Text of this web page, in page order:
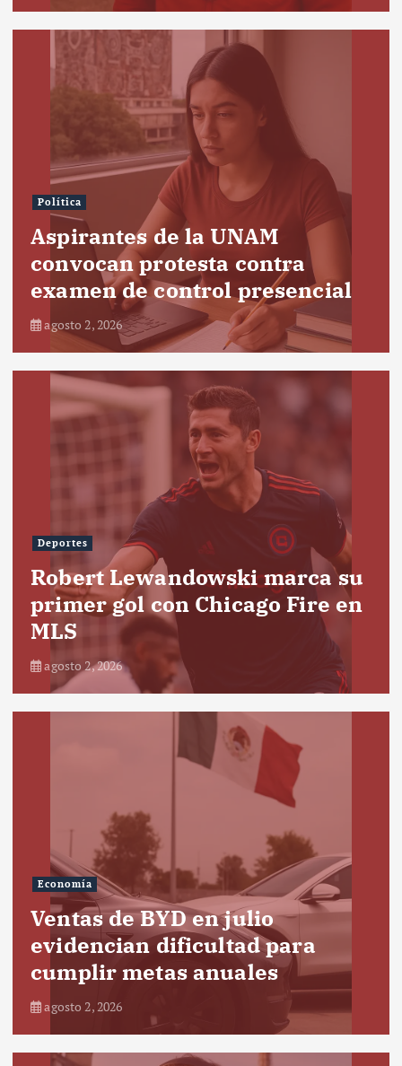
Política
Aspirantes de la UNAM
convocan protesta contra
examen de control presencial
agosto 2, 2026
Deportes
Robert Lewandowski marca su
primer gol con Chicago Fire en
MLS
agosto 2, 2026
Economía
Ventas de BYD en julio
evidencian dificultad para
cumplir metas anuales
agosto 2, 2026